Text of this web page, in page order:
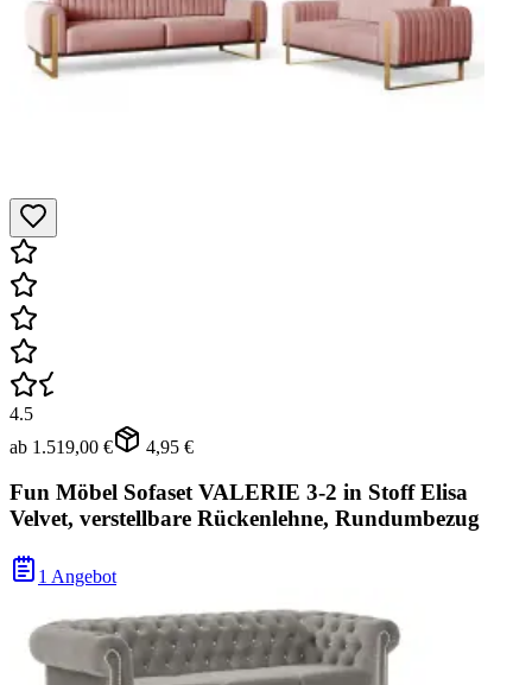
4.5
ab 1.519,00 € 4,95 €
Fun Möbel Sofaset VALERIE 3-2 in Stoff Elisa
Velvet, verstellbare Rückenlehne, Rundumbezug
1 Angebot